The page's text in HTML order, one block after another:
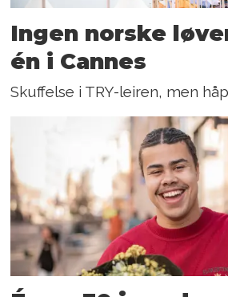
Ingen norske
én i Cannes
Skuffelse i TRY-leiren, men